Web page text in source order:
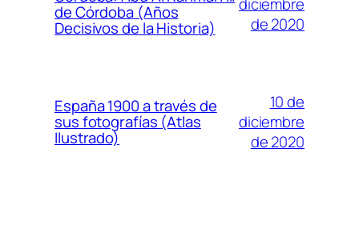
de Córdoba (Años
Decisivos de la Historia)
de 2020
España 1900 a través de
sus fotografías (Atlas
Ilustrado)
10 de
diciembre
de 2020